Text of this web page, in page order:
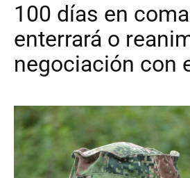
100 días en
enterrará o
negociación con